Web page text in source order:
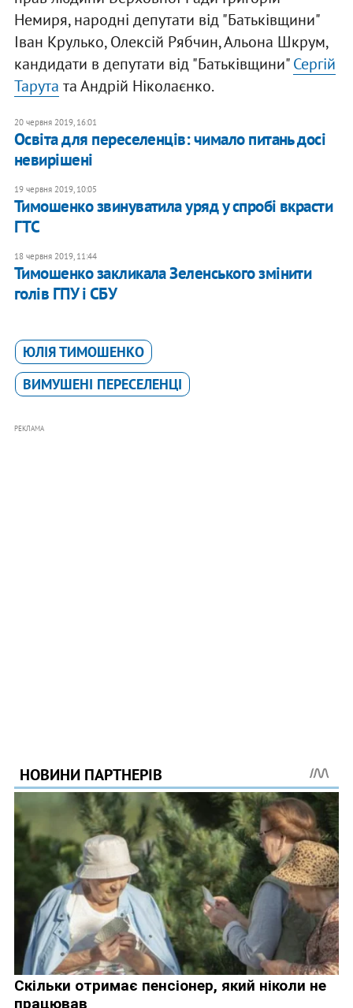
Немиря, народні депутати від "Батьківщини"
Іван Крулько, Олексій Рябчин, Альона Шкрум,
кандидати в депутати від "Батьківщини"Сергій
Тарута та Андрій Ніколаєнко.
20 червня 2019, 16:01
Освіта для переселенців: чимало питань досі
невирішені
19 червня 2019, 10:05
Тимошенко звинуватила уряд у спробі вкрасти
ГТС
18 червня 2019, 11:44
Тимошенко закликала Зеленського змінити
голів ГПУ і СБУ
ЮЛІЯ ТИМОШЕНКО
ВИМУШЕНІ ПЕРЕСЕЛЕНЦІ
РЕКЛАМА